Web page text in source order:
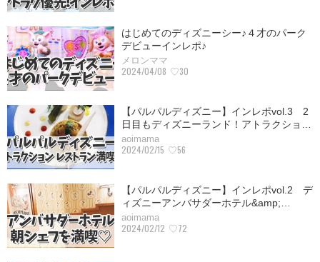
はじめてのディズニーシー♪４才のパーク
デビューインレポ♪
メロンママ
2024/04/08 ♡30
【パルパルディズニー】インレポvol.3 2
日目もディズニーランド！アトラクショ…
aoimama
2024/02/15 ♡56
【パルパルディズニー】インレポvol.2 デ
ィズニーアンバサダーホテル&amp;…
aoimama
2024/02/12 ♡72